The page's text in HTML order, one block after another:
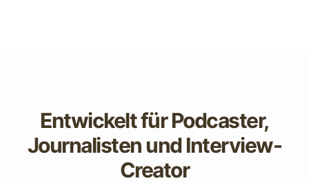
Entwickelt für Podcaster,
Journalisten und Interview-
Creator